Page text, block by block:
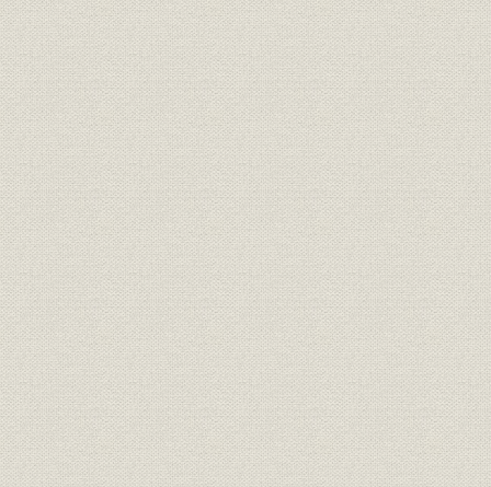
技術
「モートルの明電」から「パワ
ートロニクスの明電」へ 1972●
昭和47年→平成元年●1989
昭和46年
(1972年)
技術
「モートルの明電」から「パワ
ートロニクスの明電」へ 1972●
昭和47年→平成元年●1989
昭和51年
(1989年)